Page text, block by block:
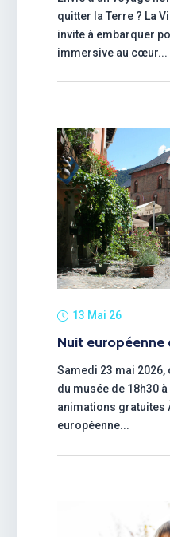
quitter la Terre ? La
invite à embarquer
immersive au cœur...
13 Mai 26
Nuit européenne
Samedi 23 mai
du musée de 18h30
animations gratuites
européenne...